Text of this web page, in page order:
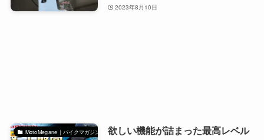
2023年8月10日
MotoMegane｜バイクマガジン
欲しい機能が詰まった最高レベル